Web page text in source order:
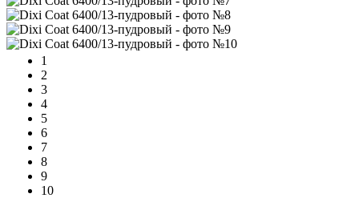
1
2
3
4
5
6
7
8
9
10